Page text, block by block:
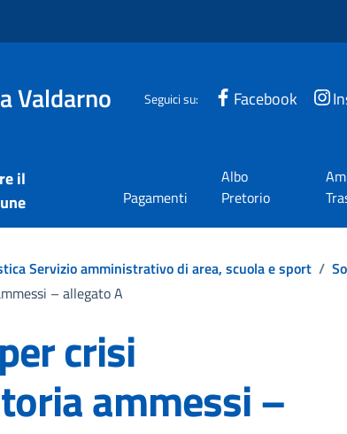
Valdarno Seguici su: Facebook
il
Pagamenti
Albo
Pretorio
Servizio amministrativo di area, scuola e sport /
– allegato A
crisi
ammessi –